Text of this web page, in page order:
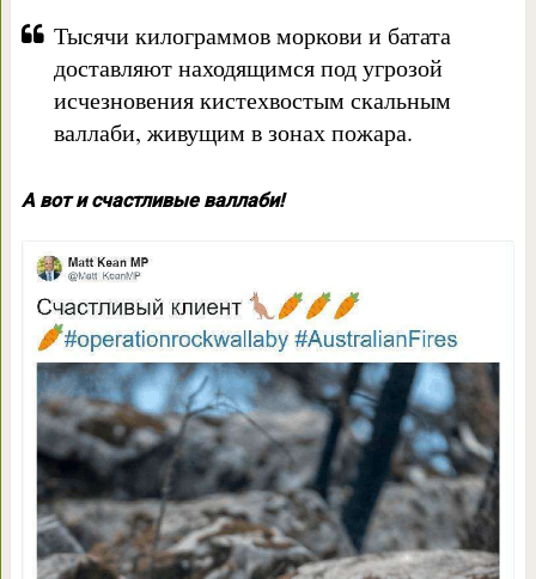
Тысячи килограммов моркови и батата
доставляют находящимся под угрозой
исчезновения кистехвостым скальным
валлаби, живущим в зонах пожара.
А вот и счастливые валлаби!